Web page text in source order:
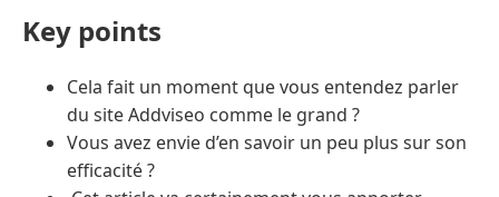
Key points
Cela fait un moment que vous entendez parler
du site Addviseo comme le grand ?
Vous avez envie d’en savoir un peu plus sur son
efficacité ?